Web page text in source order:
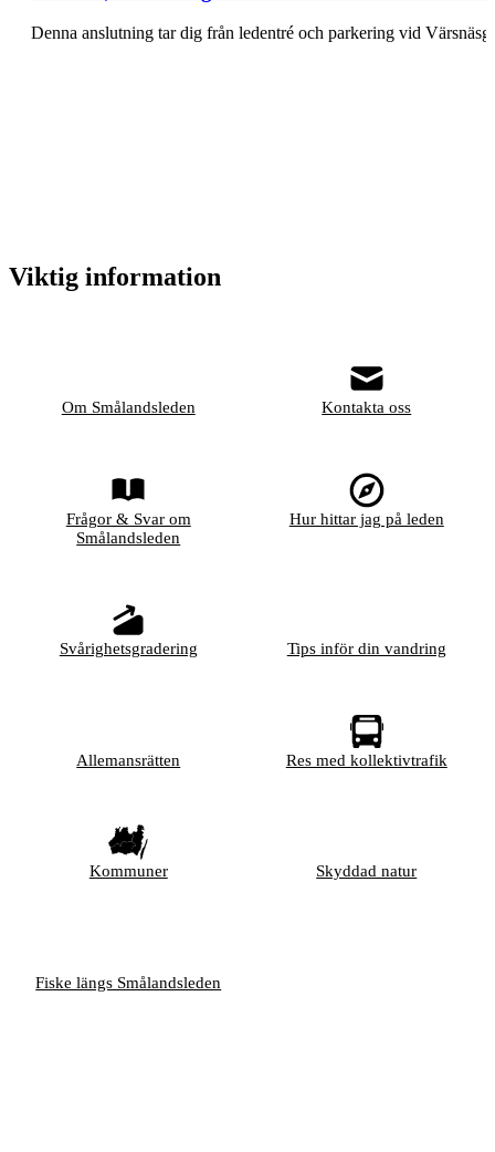
Denna anslutning tar dig från ledentré och parkering vid
Viktig information
Om Smålandsleden Kontakta oss
Frågor & Svar om
Smålandsleden
Hur hittar jag på leden
Svårighetsgradering Tips inför din vandring
Allemansrätten Res med kollektivtrafik
Kommuner Skyddad natur
Fiske längs Smålandsleden